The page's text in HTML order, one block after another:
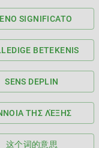
SIGNIFICATO
BETEKENIS
SENS DEPLIN
ΤΗΣ ΛΈΞΗΣ
这个词的意思